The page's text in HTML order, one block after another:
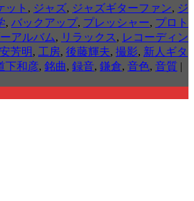
ット , ジャズ, ジャズギターファン, ジ
, バックアップ, プレッシャー, プロト
アルバム, リラックス , レコーディン
芳明, 工房, 後藤輝夫, 撮影, 新人ギタ
下和彦, 銘曲, 録音, 鎌倉, 音色, 音質 |